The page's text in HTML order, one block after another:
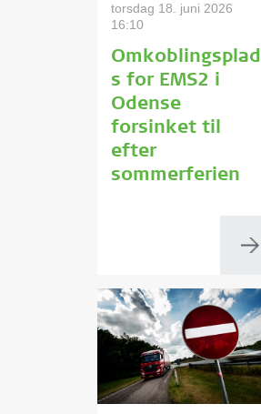
torsdag 18. juni 2026
16:10
Omkoblingsplad
s for EMS2 i
Odense
forsinket til
efter
sommerferien